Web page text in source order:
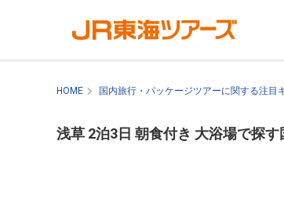
HOME 国内旅行・パッケージツアーに関する注目
浅草 2泊3日 朝食付き 大浴場で探